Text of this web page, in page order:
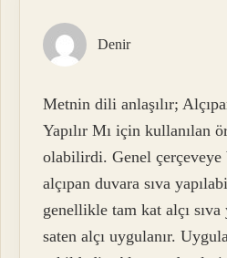
Denir
Metnin dili anlaşılır;
Yapılır Mı için kullanılan
olabilirdi. Genel çerçeveye
alçıpan duvara sıva
genellikle tam kat alçı
saten alçı uygulanır.